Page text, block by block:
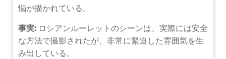
悩が描かれている。
事実: ロシアンルーレットのシーンは、実際には安全
な方法で撮影されたが、非常に緊迫した雰囲気を生
み出している。